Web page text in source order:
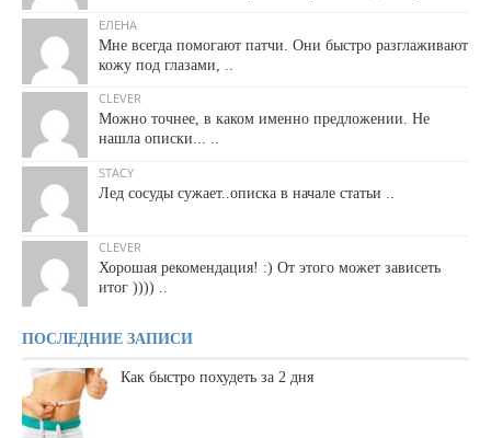
ЕЛЕНА
Мне всегда помогают патчи. Они быстро разглаживают
кожу под глазами, ..
CLEVER
Можно точнее, в каком именно предложении. Не
нашла описки... ..
STACY
Лед сосуды сужает..описка в начале статьи ..
CLEVER
Хорошая рекомендация! :) От этого может зависеть
итог )))) ..
ПОСЛЕДНИЕ ЗАПИСИ
Как быстро похудеть за 2 дня